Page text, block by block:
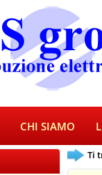
CHI SIAMO
Ti